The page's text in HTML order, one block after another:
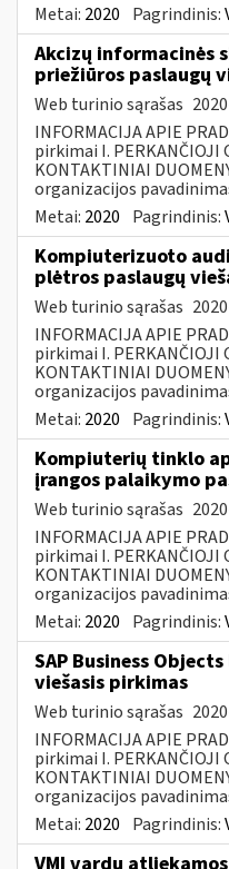
Metai: 2020 Pagrindinis:
Akcizų informacinės
priežiūros paslaugų
Web turinio sąrašas
INFORMACIJA APIE
pirkimai I. PERKANČIOJI
KONTAKTINIAI
organizacijos
Metai: 2020 Pagrindinis:
Kompiuterizuoto
plėtros paslaugų
Web turinio sąrašas
INFORMACIJA APIE
pirkimai I. PERKANČIOJI
KONTAKTINIAI
organizacijos
Metai: 2020 Pagrindinis:
Kompiuterių tinklo
įrangos palaikymo
Web turinio sąrašas
INFORMACIJA APIE
pirkimai I. PERKANČIOJI
KONTAKTINIAI
organizacijos
Metai: 2020 Pagrindinis:
SAP Business
viešasis pirkimas
Web turinio sąrašas
INFORMACIJA APIE
pirkimai I. PERKANČIOJI
KONTAKTINIAI
organizacijos
Metai: 2020 Pagrindinis:
VMI vardu